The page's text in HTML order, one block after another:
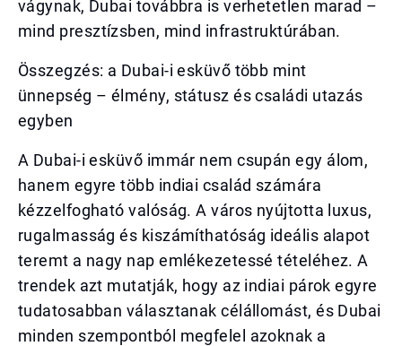
vágynak, Dubai továbbra is verhetetlen marad –
mind presztízsben, mind infrastruktúrában.
Összegzés: a Dubai-i esküvő több mint
ünnepség – élmény, státusz és családi utazás
egyben
A Dubai-i esküvő immár nem csupán egy álom,
hanem egyre több indiai család számára
kézzelfogható valóság. A város nyújtotta luxus,
rugalmasság és kiszámíthatóság ideális alapot
teremt a nagy nap emlékezetessé tételéhez. A
trendek azt mutatják, hogy az indiai párok egyre
tudatosabban választanak célállomást, és Dubai
minden szempontból megfelel azoknak a